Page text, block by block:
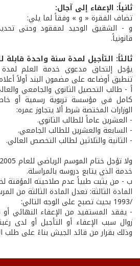
ثانياً: الإعفاء إلى آجال:
تضاف الفقرة « و » وفقاً لما يلي:
و - الشقيق الوحيد لمفقود وحتى
قانونياً.
ثالثاً: التأجيل لمدة سنة واحدة قابلة
يؤجل إلتحاق مدعوي خدمة العلم
تنطبق أوضاعه على مضمون البند أولاً
أ - طالب التحصيل الثانوي والجامعي
كامل في مؤسسة تربوية رسمية أو
الوزارات المختصة شرط ألا يتجاوز عمره:
- العشرين عاماً للطالب الثانوي.
- السابعة والعشرين للطالب الجامعي.
- الثانية والثلاثين لطالب التخصص العالي.
ولا تؤجل ختام الموسم الرياضي للعام 2005
خدمة الذي يتابع دروسه بالمراسلة.
ب - من يثبت طبياً عدم صلاحيته المؤقتة
/1993 بحيث تصبح على الوجه التالي:
- يفقد المستفيد من الإعفاء النهائي
زوال سبب الإعفاء أو التأجيل أو لدى
وذلك بقرار من قائد الجيش بناءً على طلب